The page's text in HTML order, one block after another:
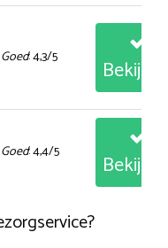
Goed: 4,3/5
Goed: 4,4/5